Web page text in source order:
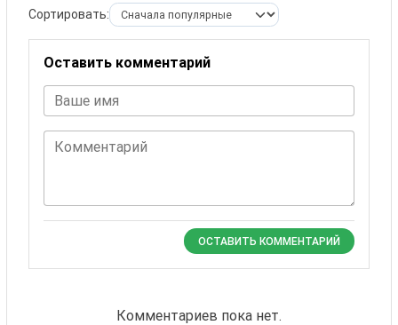
Сортировать:
Оставить комментарий
Ваше имя
Комментарий
ОСТАВИТЬ КОММЕНТАРИЙ
Комментариев пока нет.